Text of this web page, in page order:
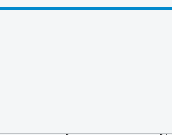
Марк @Стивен@ ?
Грига читать??... не по
бы выучил только за